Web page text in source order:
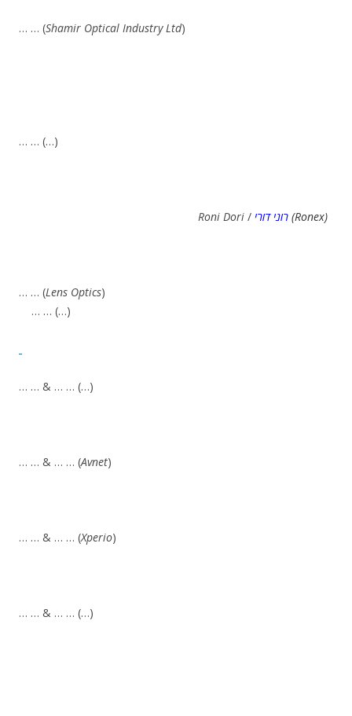
… … (Shamir Optical Industry Ltd)
… … (…)
Roni Dori / (Ronex)
… … (Lens Optics)
… … (…)
… … & … … (…)
… … & … … (Avnet)
… … & … … (Xperio)
… … & … … (…)